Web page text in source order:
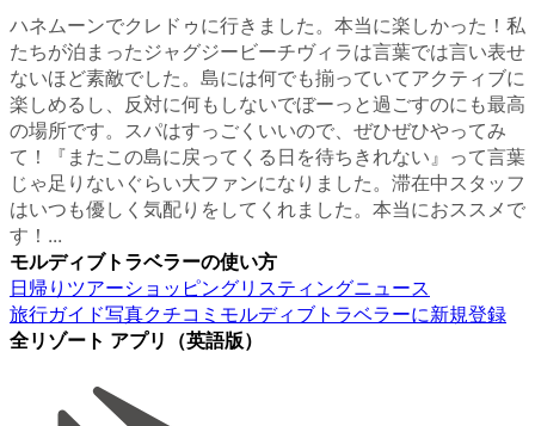
ハネムーンでクレドゥに行きました。本当に楽しかった！私
たちが泊まったジャグジービーチヴィラは言葉では言い表せ
ないほど素敵でした。島には何でも揃っていてアクティブに
楽しめるし、反対に何もしないでぼーっと過ごすのにも最高
の場所です。スパはすっごくいいので、ぜひぜひやってみ
て！『またこの島に戻ってくる日を待ちきれない』って言葉
じゃ足りないぐらい大ファンになりました。滞在中スタッフ
はいつも優しく気配りをしてくれました。本当におススメで
す！...
モルディブトラベラーの使い方
日帰りツアーショッピングリスティングニュース
旅行ガイド写真クチコミ モルディブトラベラーに新規登録
全リゾート アプリ（英語版）